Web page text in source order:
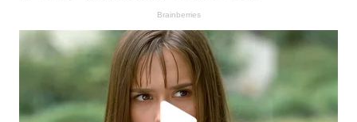
Brainberries